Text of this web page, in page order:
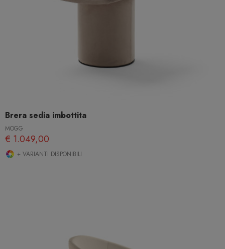
Brera sedia imbottita
MOGG
€ 1.049,00
+ VARIANTI DISPONIBILI